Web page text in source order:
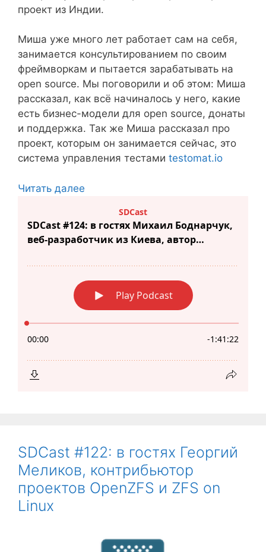
проект из Индии.
Миша уже много лет работает сам на себя,
занимается консультированием по своим
фреймворкам и пытается зарабатывать на
open source. Мы поговорили и об этом: Миша
рассказал, как всё начиналось у него, какие
есть бизнес-модели для open source, донаты
и поддержка. Так же Миша рассказал про
проект, которым он занимается сейчас, это
система управления тестами testomat.io
Читать далее
SDCast #122: в гостях Георгий
Меликов, контрибьютор
проектов OpenZFS и ZFS on
Linux